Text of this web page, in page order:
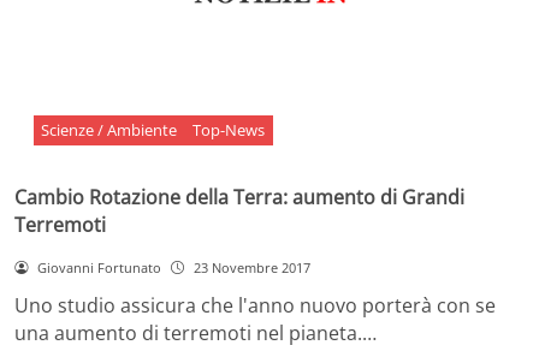
Scienze / Ambiente Top-News
Cambio Rotazione della Terra: aumento di Grandi
Terremoti
Giovanni Fortunato 23 Novembre 2017
Uno studio assicura che l'anno nuovo porterà con se
una aumento di terremoti nel pianeta.…